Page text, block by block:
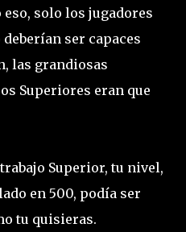
solo los jugadores
ser capaces
las grandiosas
Superiores eran que
Superior, tu nivel,
en 500, podía ser
tu quisieras.